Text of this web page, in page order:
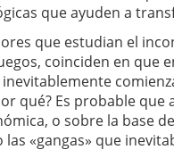
que ayuden a
que estudian el
coinciden en que
qué? Es probable
o sobre la base
«gangas» que